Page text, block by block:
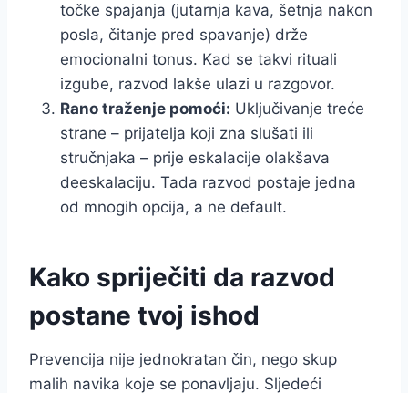
točke spajanja (jutarnja kava, šetnja nakon
posla, čitanje pred spavanje) drže
emocionalni tonus. Kad se takvi rituali
izgube, razvod lakše ulazi u razgovor.
Rano traženje pomoći: Uključivanje treće
strane – prijatelja koji zna slušati ili
stručnjaka – prije eskalacije olakšava
deeskalaciju. Tada razvod postaje jedna
od mnogih opcija, a ne default.
Kako spriječiti da razvod
postane tvoj ishod
Prevencija nije jednokratan čin, nego skup
malih navika koje se ponavljaju. Sljedeći